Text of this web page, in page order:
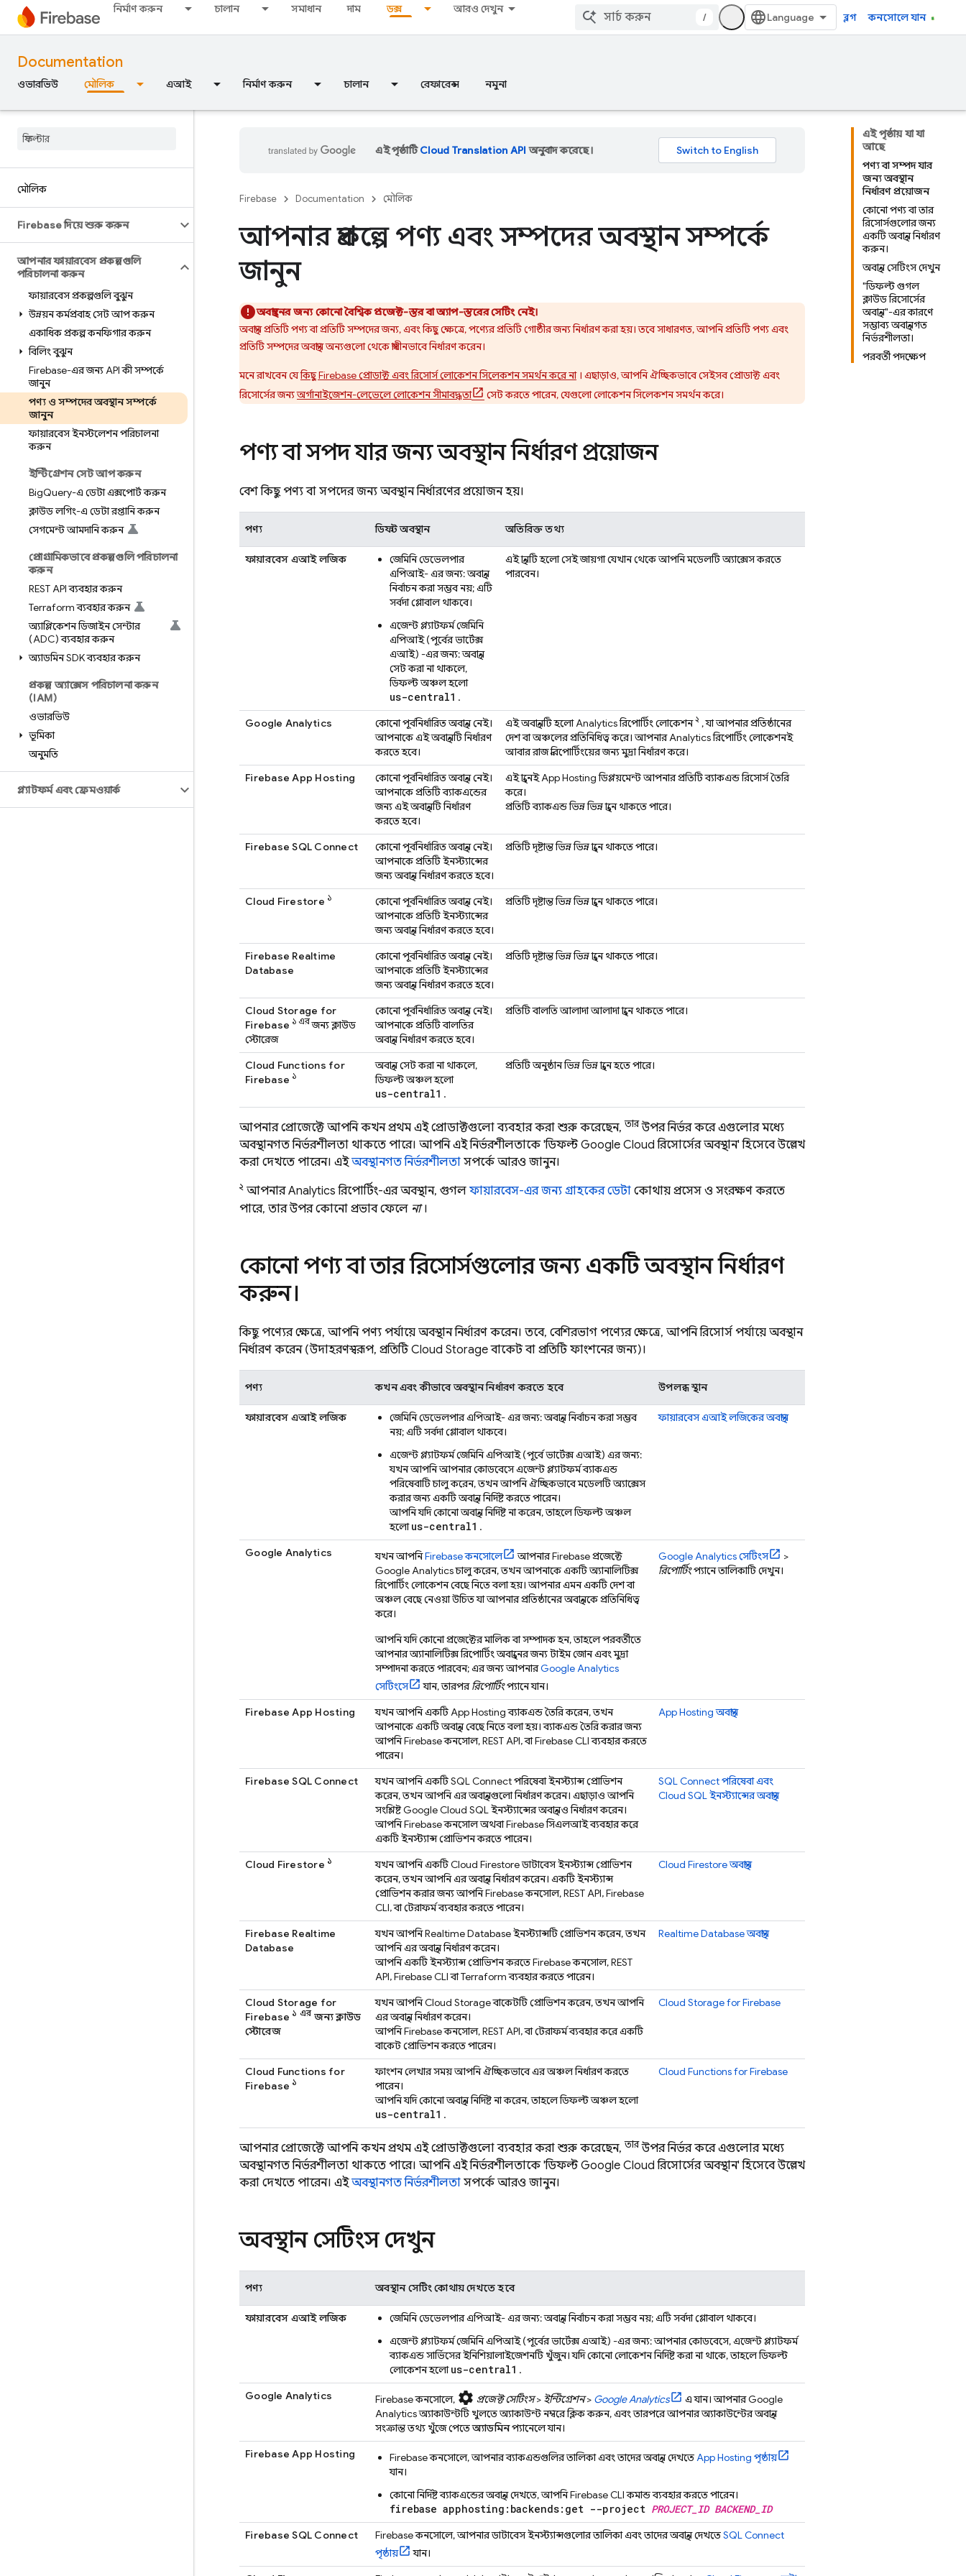
নির্মাণ করুন চালান সমাধান দাম ডক্স আরও দেখুন
/ ব্লগ কনসোলে যান
Documentation
ওভারভিউ মৌলিক এআই নির্মাণ করুন চালান রেফারেন্স নমুনা
মৌলিক
Firebase দিয়ে শুরু করুন
আপনার ফায়ারবেস প্রকল্পগুলি
পরিচালনা করুন
ফায়ারবেস প্রকল্পগুলি বুঝুন
উন্নয়ন কর্মপ্রবাহ সেট আপ করুন
একাধিক প্রকল্প কনফিগার করুন
বিলিং বুঝুন
Firebase-এর জন্য API কী সম্পর্কে
জানুন
পণ্য ও সম্পদের অবস্থান সম্পর্কে
জানুন
ফায়ারবেস ইনস্টলেশন পরিচালনা
করুন
ইন্টিগ্রেশন সেট আপ করুন
BigQuery-এ ডেটা এক্সপোর্ট করুন
ক্লাউড লগিং-এ ডেটা রপ্তানি করুন
সেগমেন্ট আমদানি করুন
প্রোগ্রামিকভাবে প্রকল্পগুলি পরিচালনা
করুন
REST API ব্যবহার করুন
Terraform ব্যবহার করুন
অ্যাপ্লিকেশন ডিজাইন সেন্টার
(ADC) ব্যবহার করুন
অ্যাডমিন SDK ব্যবহার করুন
প্রকল্প অ্যাক্সেস পরিচালনা করুন
(IAM)
ওভারভিউ
ভূমিকা
অনুমতি
প্ল্যাটফর্ম এবং ফ্রেমওয়ার্ক
এই পৃষ্ঠায় যা যা
আছে
পণ্য বা সম্পদ যার
জন্য অবস্থান
নির্ধারণ প্রয়োজন
কোনো পণ্য বা তার
রিসোর্সগুলোর জন্য
একটি অবস্থান নির্ধারণ
করুন।
অবস্থান সেটিংস দেখুন
"ডিফল্ট গুগল
ক্লাউড রিসোর্সের
অবস্থান"-এর কারণে
সম্ভাব্য অবস্থানগত
নির্ভরশীলতা।
পরবর্তী পদক্ষেপ
এই পৃষ্ঠাটিCloud Translation API অনুবাদ করেছে।
Firebase Documentation মৌলিক
আপনার প্রকল্পে পণ্য এবং সম্পদের অবস্থান সম্পর্কে
জানুন
অবস্থানের জন্য কোনো বৈশ্বিক প্রজেক্ট-স্তর বা অ্যাপ-স্তরের সেটিং নেই।
অবস্থান প্রতিটি পণ্য বা প্রতিটি সম্পদের জন্য, এবং কিছু ক্ষেত্রে, পণ্যের প্রতিটি গোষ্ঠীর জন্য নির্ধারণ করা হয়। তবে সাধারণত, আপনি প্রতিটি পণ্য এবং
প্রতিটি সম্পদের অবস্থান অন্যগুলো থেকে স্বাধীনভাবে নির্ধারণ করেন।
মনে রাখবেন যেকিছু Firebase প্রোডাক্ট এবং রিসোর্স লোকেশন সিলেকশন সমর্থন করে না। এছাড়াও, আপনি ঐচ্ছিকভাবে সেইসব প্রোডাক্ট এবং
রিসোর্সের জন্যঅর্গানাইজেশন-লেভেলে লোকেশন সীমাবদ্ধতা সেট করতে পারেন, যেগুলো লোকেশন সিলেকশন সমর্থন করে।
পণ্য বা সম্পদ যার জন্য অবস্থান নির্ধারণ প্রয়োজন
বেশ কিছু পণ্য বা সম্পদের জন্য অবস্থান নির্ধারণের প্রয়োজন হয়।
পণ্য ডিফল্ট অবস্থান অতিরিক্ত তথ্য
ফায়ারবেস এআই লজিক
জেমিনি ডেভেলপার
এপিআই-এর জন্য: অবস্থান
নির্বাচন করা সম্ভব নয়; এটি
সর্বদা গ্লোবাল থাকবে।
এজেন্ট প্ল্যাটফর্মজেমিনি
এপিআই (পূর্বের ভার্টেক্স
এআই) -এর জন্য: অবস্থান
সেট করা না থাকলে,
ডিফল্ট অঞ্চল হলো
us-central1 .
এই স্থানটি হলো সেই জায়গা যেখান থেকে আপনি মডেলটি অ্যাক্সেস করতে
পারবেন।
Google Analytics
কোনো পূর্বনির্ধারিত অবস্থান নেই।
আপনাকে এই অবস্থানটি নির্ধারণ
করতে হবে।
এই অবস্থানটি হলোAnalyticsরিপোর্টিং লোকেশন২ , যা আপনার প্রতিষ্ঠানের
দেশ বা অঞ্চলের প্রতিনিধিত্ব করে। আপনারAnalyticsরিপোর্টিং লোকেশনই
আবার রাজস্ব রিপোর্টিংয়ের জন্য মুদ্রা নির্ধারণ করে।
Firebase App Hosting
কোনো পূর্বনির্ধারিত অবস্থান নেই।
আপনাকে প্রতিটি ব্যাকএন্ডের
জন্য এই অবস্থানটি নির্ধারণ
করতে হবে।
এই স্থানেইApp Hostingডিপ্লয়মেন্ট আপনার প্রতিটি ব্যাকএন্ড রিসোর্স তৈরি
করে।
প্রতিটি ব্যাকএন্ড ভিন্ন ভিন্ন স্থানে থাকতে পারে।
Firebase SQL Connect
কোনো পূর্বনির্ধারিত অবস্থান নেই।
আপনাকে প্রতিটি ইনস্ট্যান্সের
জন্য অবস্থান নির্ধারণ করতে হবে।
প্রতিটি দৃষ্টান্ত ভিন্ন ভিন্ন স্থানে থাকতে পারে।
Cloud Firestore ১
কোনো পূর্বনির্ধারিত অবস্থান নেই।
আপনাকে প্রতিটি ইনস্ট্যান্সের
জন্য অবস্থান নির্ধারণ করতে হবে।
প্রতিটি দৃষ্টান্ত ভিন্ন ভিন্ন স্থানে থাকতে পারে।
Firebase Realtime
Database
কোনো পূর্বনির্ধারিত অবস্থান নেই।
আপনাকে প্রতিটি ইনস্ট্যান্সের
জন্য অবস্থান নির্ধারণ করতে হবে।
প্রতিটি দৃষ্টান্ত ভিন্ন ভিন্ন স্থানে থাকতে পারে।
Cloud Storage for
Firebase ১ এরজন্য ক্লাউড
স্টোরেজ
কোনো পূর্বনির্ধারিত অবস্থান নেই।
আপনাকে প্রতিটি বালতির
অবস্থান নির্ধারণ করতে হবে।
প্রতিটি বালতি আলাদা আলাদা স্থানে থাকতে পারে।
Cloud Functions for
Firebase ১
অবস্থান সেট করা না থাকলে,
ডিফল্ট অঞ্চল হলো
us-central1 .
প্রতিটি অনুষ্ঠান ভিন্ন ভিন্ন স্থানে হতে পারে।
আপনার প্রোজেক্টে আপনি কখন প্রথম এই প্রোডাক্টগুলো ব্যবহার করা শুরু করেছেন, তারউপর নির্ভর করে এগুলোর মধ্যে
অবস্থানগত নির্ভরশীলতা থাকতে পারে। আপনি এই নির্ভরশীলতাকে 'ডিফল্টGoogle Cloud রিসোর্সের অবস্থান' হিসেবে উল্লেখ
করা দেখতে পারেন। এইঅবস্থানগত নির্ভরশীলতা সম্পর্কে আরও জানুন।
২ আপনারAnalytics রিপোর্টিং-এর অবস্থান, গুগল ফায়ারবেস-এর জন্য গ্রাহকের ডেটা কোথায় প্রসেস ও সংরক্ষণ করতে
পারে, তার উপর কোনো প্রভাব ফেলে না।
কোনো পণ্য বা তার রিসোর্সগুলোর জন্য একটি অবস্থান নির্ধারণ
করুন।
কিছু পণ্যের ক্ষেত্রে, আপনি পণ্য পর্যায়ে অবস্থান নির্ধারণ করেন। তবে, বেশিরভাগ পণ্যের ক্ষেত্রে, আপনি রিসোর্স পর্যায়ে অবস্থান
নির্ধারণ করেন (উদাহরণস্বরূপ, প্রতিটিCloud Storageবাকেট বা প্রতিটি ফাংশনের জন্য)।
পণ্য কখন এবং কীভাবে অবস্থান নির্ধারণ করতে হবে উপলব্ধ স্থান
ফায়ারবেস এআই লজিক জেমিনি ডেভেলপার এপিআই-এর জন্য: অবস্থান নির্বাচন করা সম্ভব
নয়; এটি সর্বদা গ্লোবাল থাকবে।
এজেন্ট প্ল্যাটফর্মজেমিনি এপিআই (পূর্বে ভার্টেক্স এআই) এর জন্য:
যখন আপনি আপনার কোডবেসেএজেন্ট প্ল্যাটফর্মব্যাকএন্ড
পরিষেবাটি চালু করেন, তখন আপনি ঐচ্ছিকভাবে মডেলটি অ্যাক্সেস
করার জন্য একটি অবস্থান নির্দিষ্ট করতে পারেন।
আপনি যদি কোনো অবস্থান নির্দিষ্ট না করেন, তাহলে ডিফল্ট অঞ্চল
হলো us-central1 .
ফায়ারবেস এআই লজিকেরঅবস্থান
Google Analytics যখন আপনিFirebaseকনসোলে
আপনার Firebase প্রজেক্টে
Google Analyticsচালু করেন, তখন আপনাকে একটি অ্যানালিটিক্স
রিপোর্টিং লোকেশন বেছে নিতে বলা হয়। আপনার এমন একটি দেশ বা
অঞ্চল বেছে নেওয়া উচিত যা আপনার প্রতিষ্ঠানের অবস্থানকে প্রতিনিধিত্ব
করে।
আপনি যদি কোনো প্রজেক্টের মালিক বা সম্পাদক হন, তাহলে পরবর্তীতে
আপনার অ্যানালিটিক্স রিপোর্টিং অবস্থানের জন্য টাইম জোন এবং মুদ্রা
সম্পাদনা করতে পারবেন; এর জন্য আপনারGoogle Analytics
সেটিংসে
যান, তারপররিপোর্টিংপ্যানে যান।
Google Analyticsসেটিংস
>
রিপোর্টিংপ্যানে তালিকাটি দেখুন।
Firebase App Hosting যখন আপনি একটিApp Hostingব্যাকএন্ড তৈরি করেন, তখন
আপনাকে একটি অবস্থান বেছে নিতে বলা হয়। ব্যাকএন্ড তৈরি করার জন্য
আপনিFirebaseকনসোল, REST API, বাFirebaseCLI ব্যবহার করতে
পারেন।
App Hostingঅবস্থান
Firebase SQL Connect যখন আপনি একটিSQL Connectপরিষেবা ইনস্ট্যান্স প্রোভিশন
করেন, তখন আপনি এর অবস্থানগুলো নির্ধারণ করেন। এছাড়াও আপনি
সংশ্লিষ্টGoogle Cloud SQLইনস্ট্যান্সের অবস্থানও নির্ধারণ করেন।
আপনিFirebaseকনসোল অথবাFirebaseসিএলআই ব্যবহার করে
একটি ইনস্ট্যান্স প্রোভিশন করতে পারেন।
SQL Connectপরিষেবা এবং
Cloud SQLইনস্ট্যান্সের অবস্থান
Cloud Firestore ১ যখন আপনি একটিCloud Firestoreডাটাবেস ইনস্ট্যান্স প্রোভিশন
করেন, তখন আপনি এর অবস্থান নির্ধারণ করেন। একটি ইনস্ট্যান্স
প্রোভিশন করার জন্য আপনিFirebaseকনসোল, REST API,Firebase
CLI, বা টেরাফর্ম ব্যবহার করতে পারেন।
Cloud Firestoreঅবস্থান
Firebase Realtime
Database
যখন আপনিRealtime Databaseইনস্ট্যান্সটি প্রোভিশন করেন, তখন
আপনি এর অবস্থান নির্ধারণ করেন।
আপনি একটি ইনস্ট্যান্স প্রোভিশন করতেFirebaseকনসোল, REST
API,FirebaseCLI বা Terraform ব্যবহার করতে পারেন।
Realtime Databaseঅবস্থান
Cloud Storage for
Firebase ১ এর জন্য ক্লাউড
স্টোরেজ
যখন আপনিCloud Storageবাকেটটি প্রোভিশন করেন, তখন আপনি
এর অবস্থান নির্ধারণ করেন।
আপনিFirebaseকনসোল, REST API, বা টেরাফর্ম ব্যবহার করে একটি
বাকেট প্রোভিশন করতে পারেন।
Cloud Storage for Firebase
Cloud Functions for
Firebase ১
ফাংশন লেখার সময় আপনি ঐচ্ছিকভাবে এর অঞ্চল নির্ধারণ করতে
পারেন।
আপনি যদি কোনো অবস্থান নির্দিষ্ট না করেন, তাহলে ডিফল্ট অঞ্চল হলো
us-central1 .
Cloud Functions for Firebase
আপনার প্রোজেক্টে আপনি কখন প্রথম এই প্রোডাক্টগুলো ব্যবহার করা শুরু করেছেন, তারউপর নির্ভর করে এগুলোর মধ্যে
অবস্থানগত নির্ভরশীলতা থাকতে পারে। আপনি এই নির্ভরশীলতাকে 'ডিফল্টGoogle Cloud রিসোর্সের অবস্থান' হিসেবে উল্লেখ
করা দেখতে পারেন। এইঅবস্থানগত নির্ভরশীলতা সম্পর্কে আরও জানুন।
অবস্থান সেটিংস দেখুন
পণ্য অবস্থান সেটিং কোথায় দেখতে হবে
ফায়ারবেস এআই লজিক জেমিনি ডেভেলপার এপিআই-এর জন্য: অবস্থান নির্বাচন করা সম্ভব নয়; এটি সর্বদা গ্লোবাল থাকবে।
এজেন্ট প্ল্যাটফর্মজেমিনি এপিআই (পূর্বের ভার্টেক্স এআই) -এর জন্য: আপনার কোডবেসে,এজেন্ট প্ল্যাটফর্ম
ব্যাকএন্ড সার্ভিসের ইনিশিয়ালাইজেশনটি খুঁজুন। যদি কোনো লোকেশন নির্দিষ্ট করা না থাকে, তাহলে ডিফল্ট
লোকেশন হলো us-central1 .
Google Analytics
Firebaseকনসোলে, settings প্রজেক্ট সেটিংস> ইন্টিগ্রেশন> Google Analytics এ যান। আপনারGoogle
Analyticsঅ্যাকাউন্টটি খুলতে অ্যাকাউন্ট নম্বরে ক্লিক করুন, এবং তারপরে আপনার অ্যাকাউন্টের অবস্থান
সংক্রান্ত তথ্য খুঁজে পেতেঅ্যাডমিনপ্যানেলে যান।
Firebase App Hosting
Firebaseকনসোলে, আপনার ব্যাকএন্ডগুলির তালিকা এবং তাদের অবস্থান দেখতেApp Hosting পৃষ্ঠায়
যান।
কোনো নির্দিষ্ট ব্যাকএন্ডের অবস্থান দেখতে, আপনিFirebaseCLI কমান্ড ব্যবহার করতে পারেন।
firebase apphosting:backends:get --project PROJECT_ID BACKEND_ID
Firebase SQL Connect Firebaseকনসোলে, আপনার ডাটাবেস ইনস্ট্যান্সগুলোর তালিকা এবং তাদের অবস্থান দেখতেSQL Connect
পৃষ্ঠায়
যান।